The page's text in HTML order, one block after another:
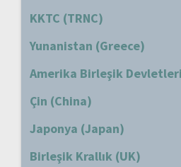
KKTC (TRNC)
Yunanistan (Greece)
Amerika Birleşik
Çin (China)
Japonya (Japan)
Birleşik Krallık (UK)